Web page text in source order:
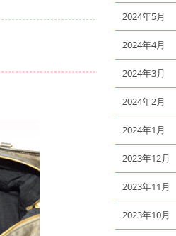
2024年5月
2024年4月
2024年3月
2024年2月
2024年1月
2023年12月
2023年11月
2023年10月